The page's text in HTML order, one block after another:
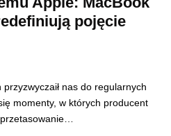
pojęcie
nas do regularnych
momenty, w których producent